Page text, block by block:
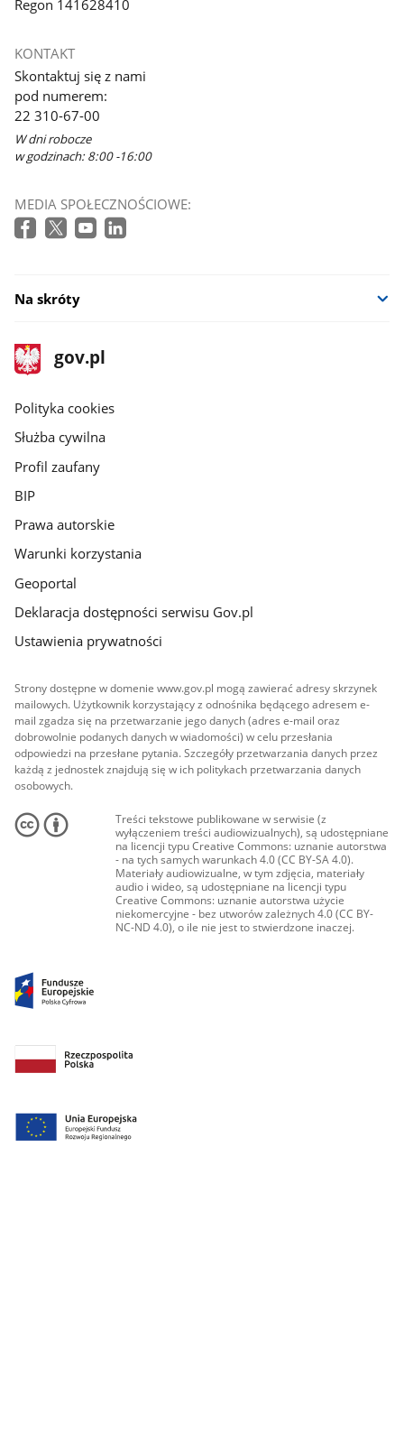
Regon 141628410
KONTAKT
Skontaktuj się z nami
pod numerem:
22 310-67-00
W dni robocze
w godzinach: 8:00 -16:00
MEDIA SPOŁECZNOŚCIOWE:
Na skróty
stopka
gov.pl
Strona
gov.pl
gov.pl
Polityka cookies
Służba cywilna
Profil zaufany
BIP
Prawa autorskie
Warunki korzystania
Geoportal
Deklaracja dostępności serwisu Gov.pl
Ustawienia prywatności
Strony dostępne w domenie www.gov.pl mogą zawierać adresy skrzynek
mailowych. Użytkownik korzystający z odnośnika będącego adresem e-
mail zgadza się na przetwarzanie jego danych (adres e-mail oraz
dobrowolnie podanych danych w wiadomości) w celu przesłania
odpowiedzi na przesłane pytania. Szczegóły przetwarzania danych przez
każdą z jednostek znajdują się w ich politykach przetwarzania danych
osobowych.
Treści tekstowe publikowane w serwisie (z
wyłączeniem treści audiowizualnych), są udostępniane
na licencji typu Creative Commons: uznanie autorstwa
- na tych samych warunkach 4.0 (CC BY-SA 4.0).
Materiały audiowizualne, w tym zdjęcia, materiały
audio i wideo, są udostępniane na licencji typu
Creative Commons: uznanie autorstwa użycie
niekomercyjne - bez utworów zależnych 4.0 (CC BY-
NC-ND 4.0), o ile nie jest to stwierdzone inaczej.